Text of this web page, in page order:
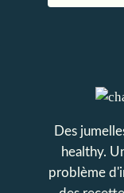
Des
healthy.
problème